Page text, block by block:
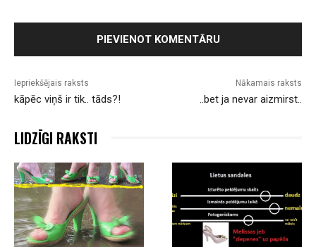
Iepriekšējais raksts
kāpēc viņš ir tik.. tāds?!
Nākamais raksts
..bet ja nevar aizmirst..
LIDZĪGI RAKSTI